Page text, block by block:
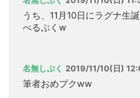
うち、11月10日にラグナ生
べるぷくw
名無しぷく 2019/11/10(日)
筆者おめプクww